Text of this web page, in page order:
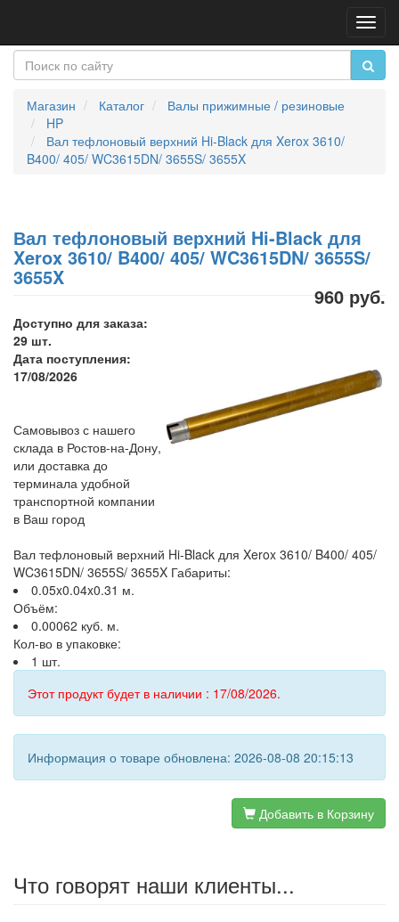
Магазин Каталог
Валы прижимные / резиновые
HP
Вал тефлоновый верхний Hi-Black для Xerox 3610/
B400/ 405/ WC3615DN/ 3655S/ 3655X
Вал тефлоновый верхний Hi-Black для
Xerox 3610/ B400/ 405/ WC3615DN/ 3655S/
3655X
960 руб.
Доступно для заказа:
29 шт.
Дата поступления:
17/08/2026
Самовывоз с нашего
склада в Ростов-на-Дону,
или доставка до
терминала удобной
транспортной компании
в Ваш город
Вал тефлоновый верхний Hi-Black для Xerox 3610/ B400/ 405/
WC3615DN/ 3655S/ 3655X Габариты:
0.05x0.04x0.31 м.
Объём:
0.00062 куб. м.
Кол-во в упаковке:
1 шт.
Этот продукт будет в наличии : 17/08/2026.
Информация о товаре обновлена: 2026-08-08 20:15:13
Добавить в Корзину
Что говорят наши клиенты...